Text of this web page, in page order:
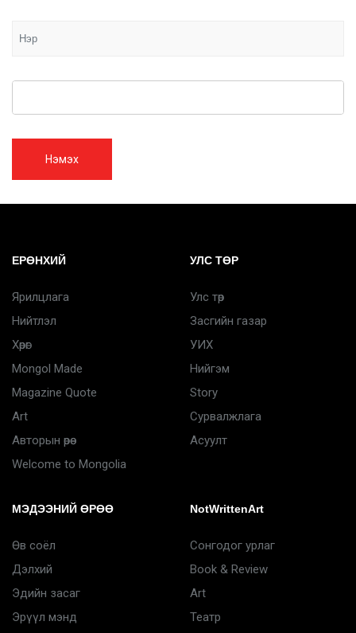
Нэмэх
ЕРӨНХИЙ
Ярилцлага
Нийтлэл
Хөрөг
Mongol Made
Magazine Quote
Art
Авторын өрөө
Welcome to Mongolia
УЛС ТӨР
Улс төр
Засгийн газар
УИХ
Нийгэм
Story
Сурвалжлага
Асуулт
МЭДЭЭНИЙ ӨРӨӨ
Өв соёл
Дэлхий
Эдийн засаг
Эрүүл мэнд
NotWrittenArt
Сонгодог урлаг
Book & Review
Art
Театр